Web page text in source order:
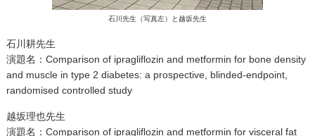
石川先生（写真左）と越坂先生
石川耕先生
演題名：Comparison of ipragliflozin and metformin for bone density
and muscle in type 2 diabetes: a prospective, blinded-endpoint,
randomised controlled study
越坂理也先生
演題名：Comparison of ipragliflozin and metformin for visceral fat